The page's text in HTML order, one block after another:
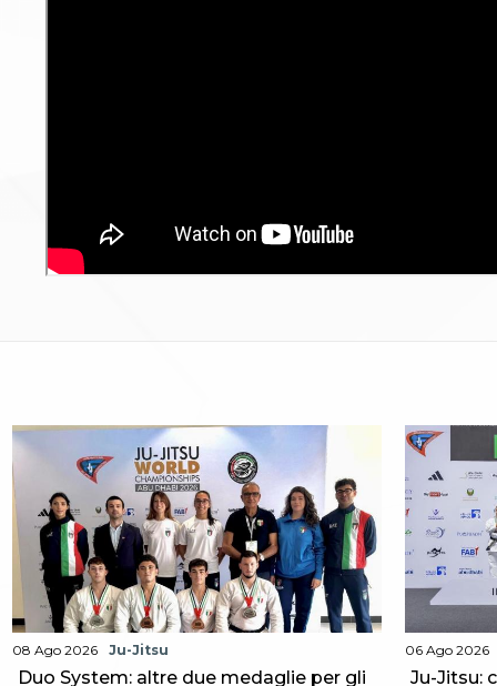
Ju Jitsu
Calendario Attività
Difesa Personale MGA
La disciplina
News
Merchandising
Mappa del sito
Cerca
Contatti
News
Newsletter
08 Ago 2026 Ju-Jitsu
Duo System: altre due medaglie per gli
06 Ago 2026
Ju-Jitsu: